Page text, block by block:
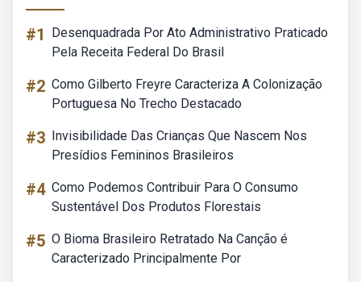
#1
Desenquadrada Por Ato Administrativo Praticado
Pela Receita Federal Do Brasil
#2 Como Gilberto Freyre Caracteriza A Colonização
Portuguesa No Trecho Destacado
#3 Invisibilidade Das Crianças Que Nascem Nos
Presídios Femininos Brasileiros
#4 Como Podemos Contribuir Para O Consumo
Sustentável Dos Produtos Florestais
#5 O Bioma Brasileiro Retratado Na Canção é
Caracterizado Principalmente Por